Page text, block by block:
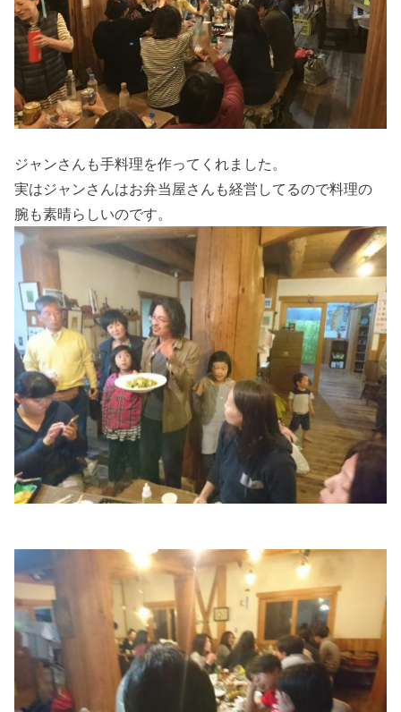
ジャンさんも手料理を作ってくれました。
実はジャンさんはお弁当屋さんも経営してるので料理の
腕も素晴らしいのです。